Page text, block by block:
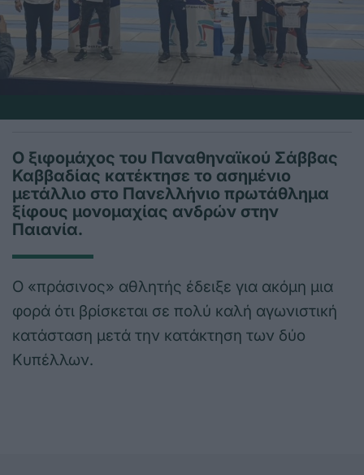
Ο ξιφομάχος του Παναθηναϊκού Σάββας
Καββαδίας κατέκτησε το ασημένιο
μετάλλιο στο Πανελλήνιο πρωτάθλημα
ξίφους μονομαχίας ανδρών στην
Παιανία.
Ο «πράσινος» αθλητής έδειξε για ακόμη μια
φορά ότι βρίσκεται σε πολύ καλή αγωνιστική
κατάσταση μετά την κατάκτηση των δύο
Κυπέλλων.